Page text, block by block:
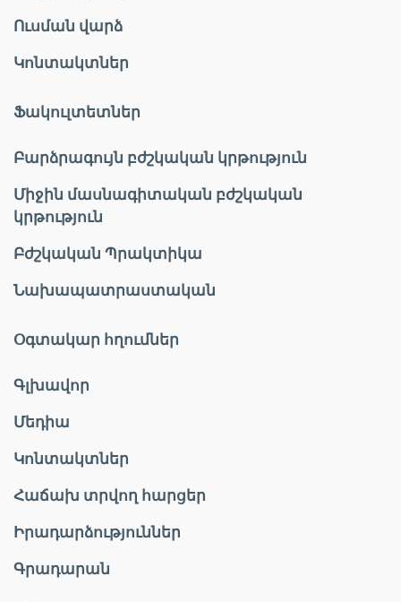
Ուսման վարձ
Կոնտակտներ
Ֆակուլտետներ
Բարձրագույն բժշկական կրթություն
Միջին մասնագիտական բժշկական
կրթություն
Բժշկական Պրակտիկա
Նախապատրաստական
Օգտակար հղումներ
Գլխավոր
Մեդիա
Կոնտակտներ
Հաճախ տրվող հարցեր
Իրադարձություններ
Գրադարան